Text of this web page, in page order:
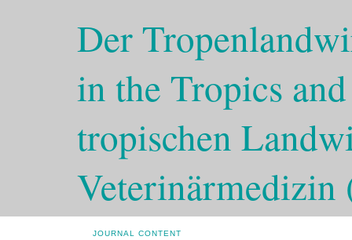
Der
in the Tropics
tropischen
Veterinärmedizin
JOURNAL CONTENT